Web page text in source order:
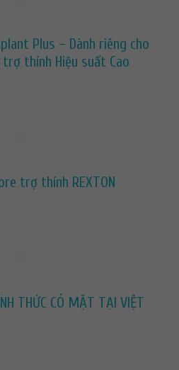
Plus – Dành riêng cho
thính Hiệu suất Cao
trợ thính REXTON
THỨC CÓ MẶT TẠI VIỆT